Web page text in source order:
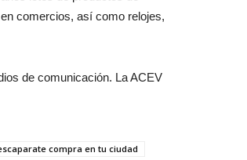
comercios, así como relojes,
de comunicación. La ACEV
compra en tu ciudad